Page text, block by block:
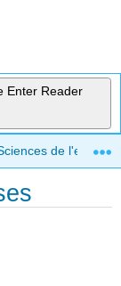
Enter Reader
de